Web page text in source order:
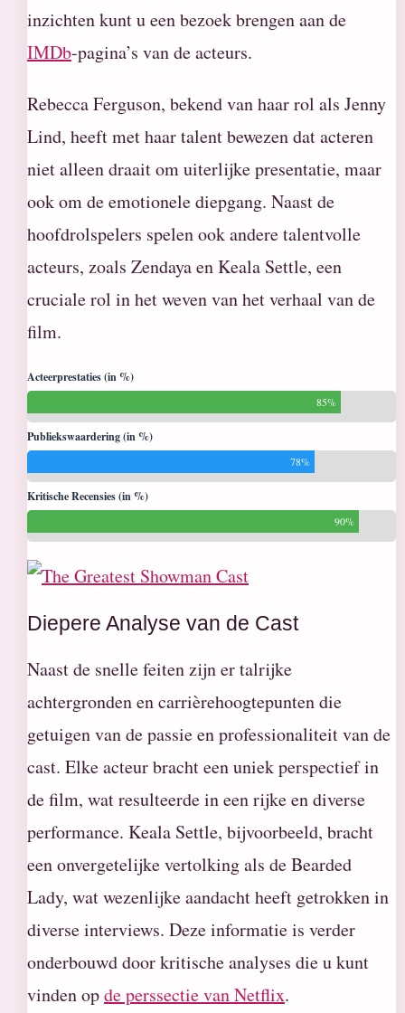
inzichten kunt u een bezoek brengen aan de
IMDb-pagina’s van de acteurs.
Rebecca Ferguson, bekend van haar rol als Jenny
Lind, heeft met haar talent bewezen dat acteren
niet alleen draait om uiterlijke presentatie, maar
ook om de emotionele diepgang. Naast de
hoofdrolspelers spelen ook andere talentvolle
acteurs, zoals Zendaya en Keala Settle, een
cruciale rol in het weven van het verhaal van de
film.
Acteerprestaties (in %)
85%
Publiekswaardering (in %)
78%
Kritische Recensies (in %)
90%
Diepere Analyse van de Cast
Naast de snelle feiten zijn er talrijke
achtergronden en carrièrehoogtepunten die
getuigen van de passie en professionaliteit van de
cast. Elke acteur bracht een uniek perspectief in
de film, wat resulteerde in een rijke en diverse
performance. Keala Settle, bijvoorbeeld, bracht
een onvergetelijke vertolking als de Bearded
Lady, wat wezenlijke aandacht heeft getrokken in
diverse interviews. Deze informatie is verder
onderbouwd door kritische analyses die u kunt
vinden opde perssectie van Netflix.